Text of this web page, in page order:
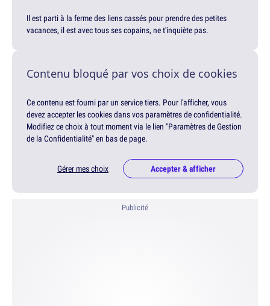
Il est parti à la ferme des liens cassés pour prendre des petites
vacances, il est avec tous ses copains, ne t'inquiète pas.
Contenu bloqué par vos choix de cookies
Ce contenu est fourni par un service tiers. Pour l'afficher, vous
devez accepter les cookies dans vos paramètres de confidentialité.
Modifiez ce choix à tout moment via le lien "Paramètres de Gestion
de la Confidentialité" en bas de page.
Gérer mes choix Accepter & afficher
Publicité